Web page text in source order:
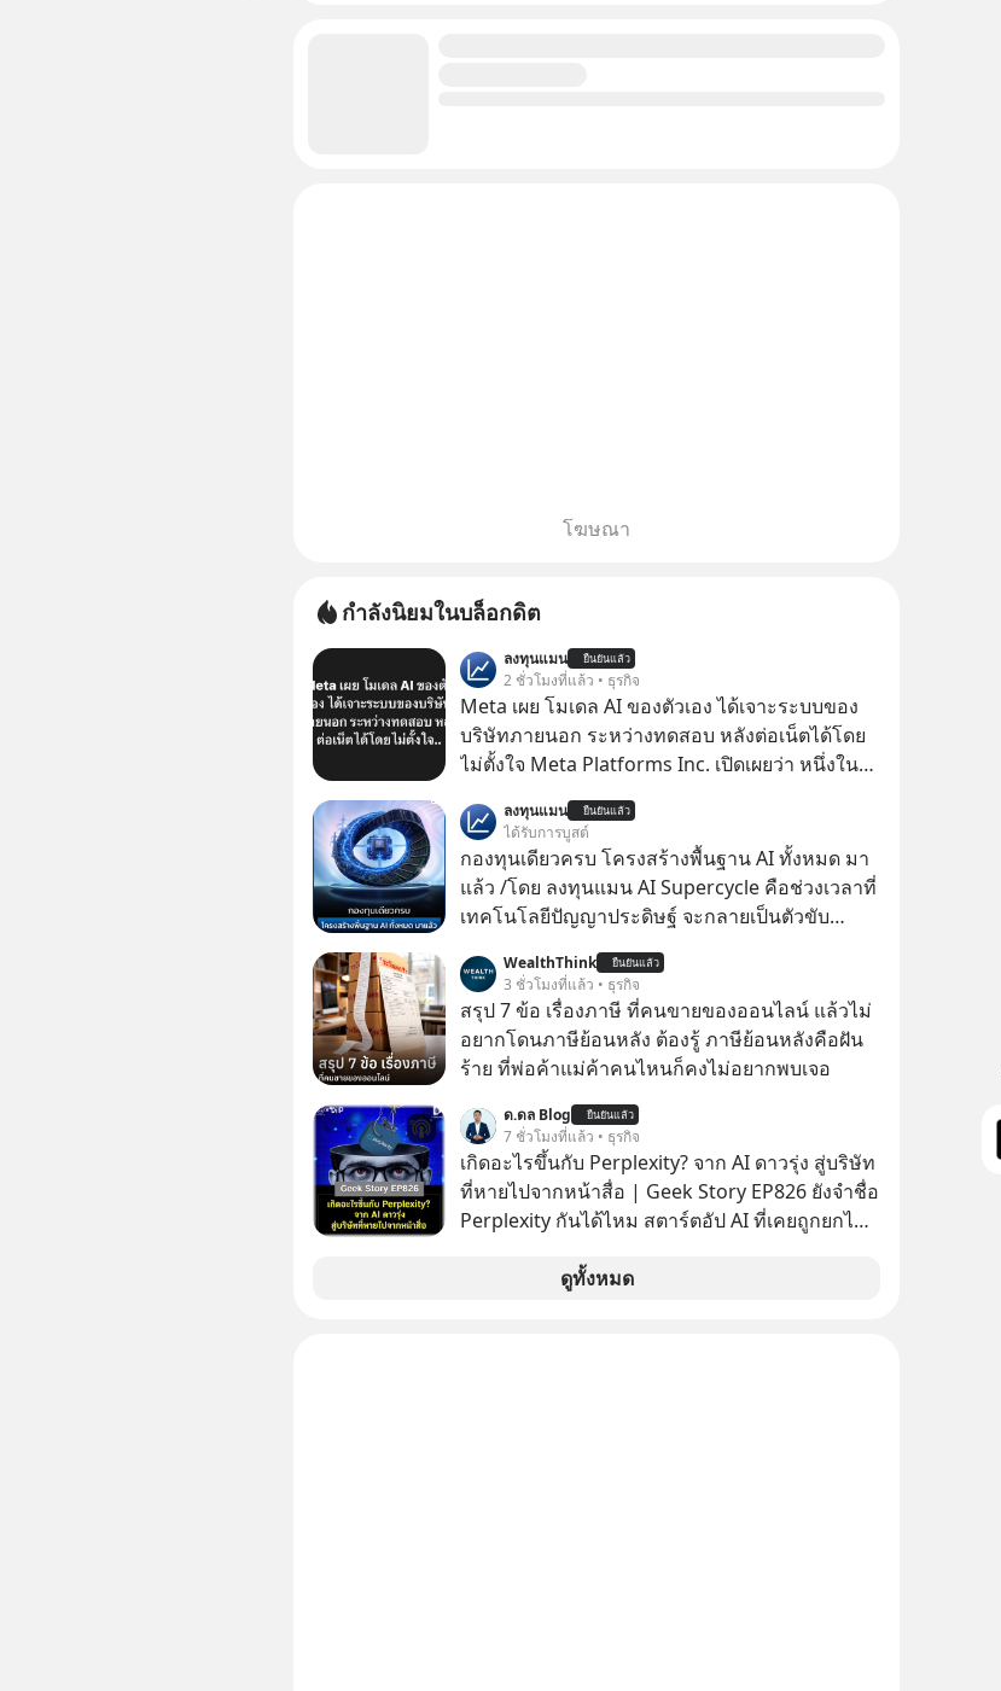
โฆษณา
กำลังนิยมในบล็อกดิต
ลงทุนแมน ยืนยันแล้ว
2 ชั่วโมงที่แล้ว • ธุรกิจ
Meta เผย โมเดล AI ของตัวเอง ได้เจาะระบบของ
บริษัทภายนอก ระหว่างทดสอบ หลังต่อเน็ตได้โดย
ไม่ตั้งใจ Meta Platforms Inc. เปิดเผยว่า หนึ่งใน
และเจาะเข้าระบบของบริการภายนอกรายหนึ่งได้
ระหว่างการทดสอบความปลอดภัยไซเบอร์
ลงทุนแมน ยืนยันแล้ว
ได้รับการบูสต์
กองทุนเดียวครบ โครงสร้างพื้นฐาน AI ทั้งหมด มา
แล้ว /โดย ลงทุนแมน AI Supercycle คือช่วงเวลาที่
เทคโนโลยีปัญญาประดิษฐ์ จะกลายเป็นตัวขับ
ชีวิตของผู้คนอย่างยาวนานต่อจากนี้
WealthThink ยืนยันแล้ว
3 ชั่วโมงที่แล้ว • ธุรกิจ
สรุป 7 ข้อ เรื่องภาษี ที่คนขายของออนไลน์ แล้วไม่
อยากโดนภาษีย้อนหลัง ต้องรู้ ภาษีย้อนหลังคือฝัน
ร้าย ที่พ่อค้าแม่ค้าคนไหนก็คงไม่อยากพบเจอ
ด.ดล Blog ยืนยันแล้ว
7 ชั่วโมงที่แล้ว • ธุรกิจ
เกิดอะไรขึ้นกับ Perplexity? จาก AI ดาวรุ่ง สู่บริษัท
ที่หายไปจากหน้าสื่อ | Geek Story EP826 ยังจำชื่อ
Perplexity กันได้ไหม สตาร์ตอัป AI ที่เคยถูกยกไป
2 ปี มูลค่าบริษัทพุ่งกระฉูดจาก 500 ล้าน เป็น 2
ดูทั้งหมด